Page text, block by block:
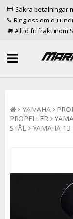
Säkra betalningar
Ring oss om du
Alltid fri frakt inom
YAMAHA
PROPELLER
STÅL
YAMAHA 13